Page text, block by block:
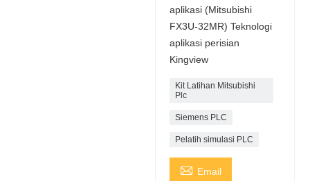
aplikasi (Mitsubishi
FX3U-32MR) Teknologi
aplikasi perisian
Kingview
Kit Latihan Mitsubishi
Plc
Siemens PLC
Pelatih simulasi PLC
 Email